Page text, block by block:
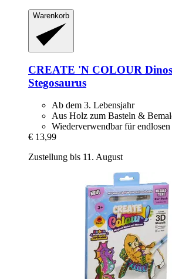
Warenkorb
CREATE 'N COLOUR
Stegosaurus
Ab dem 3. Lebensjahr
Aus Holz zum Basteln &
Wiederverwendbar für endlosen
€ 13,99
Zustellung bis 11. August